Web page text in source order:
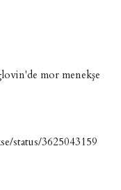
mor menekşe
status/3625043159